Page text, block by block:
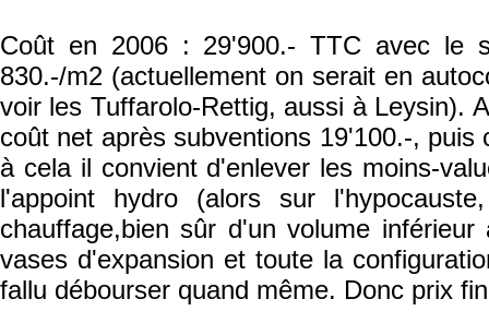
Coût en 2006 : 29'900.- TTC avec le
830.-/m2 (actuellement on serait en
voir les Tuffarolo-Rettig, aussi à Leysin).
coût net après subventions 19'100.-,
à cela il convient d'enlever les moins-
l'appoint hydro (alors sur
chauffage,bien sûr d'un volume
vases d'expansion et toute la
fallu débourser quand même. Donc prix